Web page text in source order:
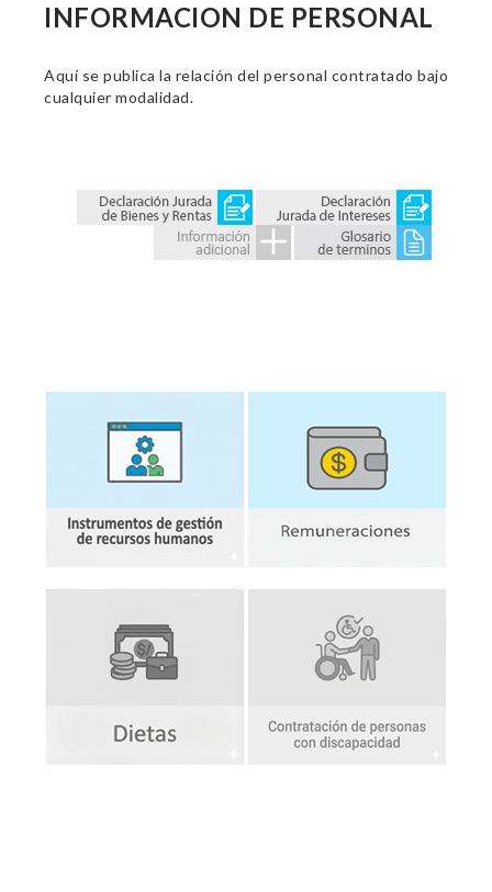
INFORMACION DE PERSONAL
Aquí se publica la relación del personal contratado bajo
cualquier modalidad.